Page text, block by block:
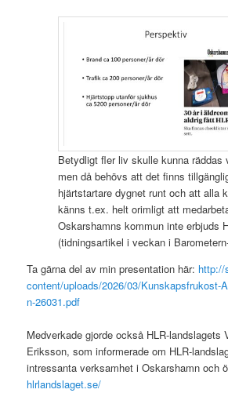
Betydligt fler liv skulle kunna räddas
men då behövs att det finns
hjärtstartare dygnet runt och att alla
känns t.ex. helt orimligt att
Oskarshamns kommun inte erbjuds
(tidningsartikel i veckan i
Ta gärna del av min presentation här: http://
content/uploads/2026/03/Kunskapsfrukost-
n-26031.pdf
Medverkade gjorde också HLR-landslagets
Eriksson, som informerade om HLR-
intressanta verksamhet i Oskarshamn och
hlrlandslaget.se/